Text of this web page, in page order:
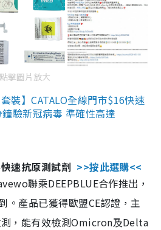
點擊圖片放大
裝】CATALO全線門市$16快速
驗新冠病毒 準確性高達
速抗原測試劑 >>按此選購<<
聯乘DEEPBLUE合作推出，
。產品已獲得歐盟CE認證，主
，能有效檢測Omicron及Delta